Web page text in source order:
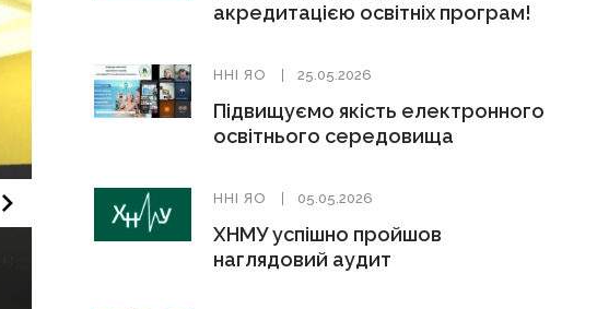
акредитацією освітніх програм!
ННІ ЯО 25.05.2026
Підвищуємо якість електронного
освітнього середовища
ННІ ЯО 05.05.2026
ХНМУ успішно пройшов
наглядовий аудит